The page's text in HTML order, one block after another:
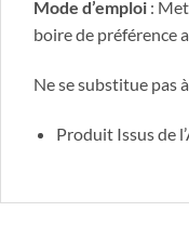
Mode d’emploi :
boire de préférence
Ne se substitue pas
Produit Issus de